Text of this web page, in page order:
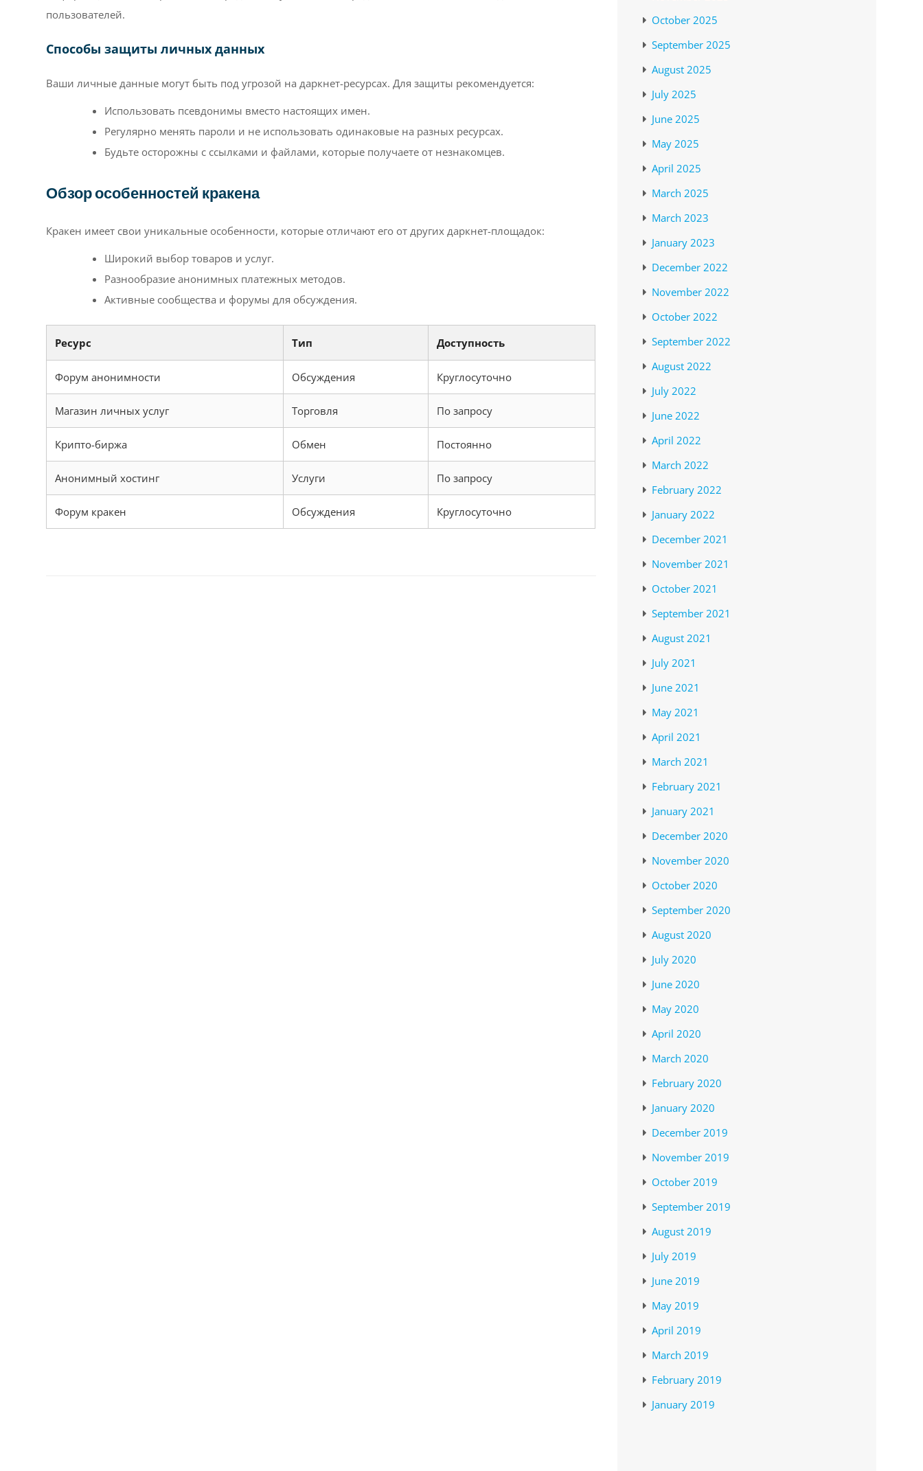
пользователей.
Способы защиты личных данных
Ваши личные данные могут быть под угрозой на даркнет-ресурсах. Для защиты рекомендуется:
Использовать псевдонимы вместо настоящих имен.
Регулярно менять пароли и не использовать одинаковые на разных ресурсах.
Будьте осторожны с ссылками и файлами, которые получаете от незнакомцев.
Обзор особенностей кракена
Кракен имеет свои уникальные особенности, которые отличают его от других даркнет-площадок:
Широкий выбор товаров и услуг.
Разнообразие анонимных платежных методов.
Активные сообщества и форумы для обсуждения.
Ресурс Тип Доступность
Форум анонимности Обсуждения Круглосуточно
Магазин личных услуг Торговля По запросу
Крипто-биржа Обмен Постоянно
Анонимный хостинг Услуги По запросу
Форум кракен Обсуждения Круглосуточно
October 2025
September 2025
August 2025
July 2025
June 2025
May 2025
April 2025
March 2025
March 2023
January 2023
December 2022
November 2022
October 2022
September 2022
August 2022
July 2022
June 2022
April 2022
March 2022
February 2022
January 2022
December 2021
November 2021
October 2021
September 2021
August 2021
July 2021
June 2021
May 2021
April 2021
March 2021
February 2021
January 2021
December 2020
November 2020
October 2020
September 2020
August 2020
July 2020
June 2020
May 2020
April 2020
March 2020
February 2020
January 2020
December 2019
November 2019
October 2019
September 2019
August 2019
July 2019
June 2019
May 2019
April 2019
March 2019
February 2019
January 2019